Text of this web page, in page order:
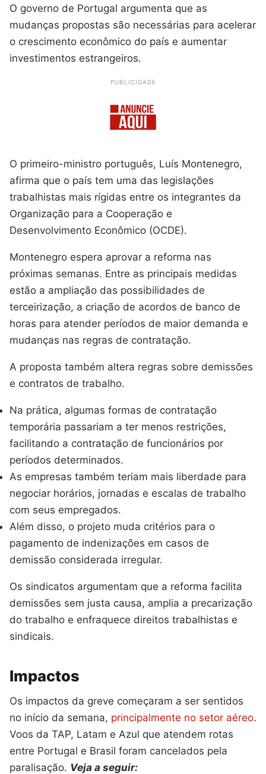
O governo de Portugal argumenta que as
mudanças propostas são necessárias para acelerar
o crescimento econômico do país e aumentar
investimentos estrangeiros.
PUBLICIDADE
O primeiro-ministro português, Luís Montenegro,
afirma que o país tem uma das legislações
trabalhistas mais rígidas entre os integrantes da
Organização para a Cooperação e
Desenvolvimento Econômico (OCDE).
Montenegro espera aprovar a reforma nas
próximas semanas. Entre as principais medidas
estão a ampliação das possibilidades de
terceirização, a criação de acordos de banco de
horas para atender períodos de maior demanda e
mudanças nas regras de contratação.
A proposta também altera regras sobre demissões
e contratos de trabalho.
Na prática, algumas formas de contratação
temporária passariam a ter menos restrições,
facilitando a contratação de funcionários por
períodos determinados.
As empresas também teriam mais liberdade para
negociar horários, jornadas e escalas de trabalho
com seus empregados.
Além disso, o projeto muda critérios para o
pagamento de indenizações em casos de
demissão considerada irregular.
Os sindicatos argumentam que a reforma facilita
demissões sem justa causa, amplia a precarização
do trabalho e enfraquece direitos trabalhistas e
sindicais.
Impactos
Os impactos da greve começaram a ser sentidos
no início da semana, principalmente no setor aéreo.
Voos da TAP, Latam e Azul que atendem rotas
entre Portugal e Brasil foram cancelados pela
paralisação. Veja a seguir: